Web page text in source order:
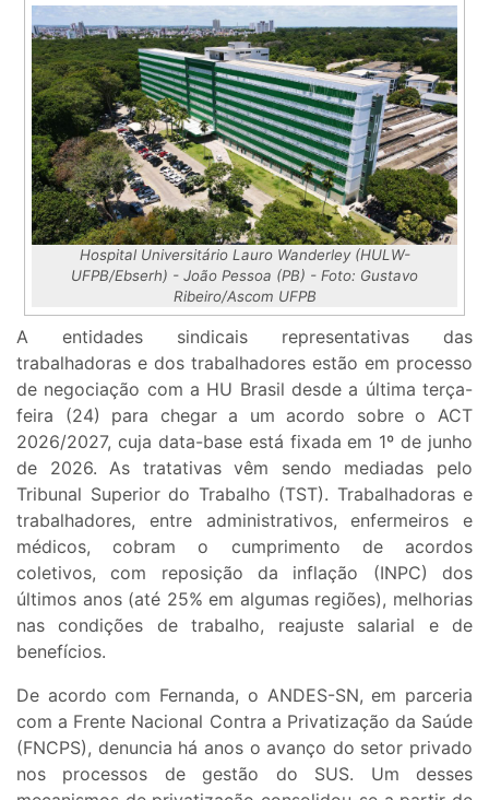
Hospital Universitário Lauro Wanderley (HULW-
UFPB/Ebserh) - João Pessoa (PB) - Foto: Gustavo
Ribeiro/Ascom UFPB
A entidades sindicais representativas das
trabalhadoras e dos trabalhadores estão em processo
de negociação com a HU Brasil desde a última terça-
feira (24) para chegar a um acordo sobre o ACT
2026/2027, cuja data-base está fixada em 1º de junho
de 2026. As tratativas vêm sendo mediadas pelo
Tribunal Superior do Trabalho (TST). Trabalhadoras e
trabalhadores, entre administrativos, enfermeiros e
médicos, cobram o cumprimento de acordos
coletivos, com reposição da inflação (INPC) dos
últimos anos (até 25% em algumas regiões), melhorias
nas condições de trabalho, reajuste salarial e de
benefícios.
De acordo com Fernanda, o ANDES-SN, em parceria
com a Frente Nacional Contra a Privatização da Saúde
(FNCPS), denuncia há anos o avanço do setor privado
nos processos de gestão do SUS. Um desses